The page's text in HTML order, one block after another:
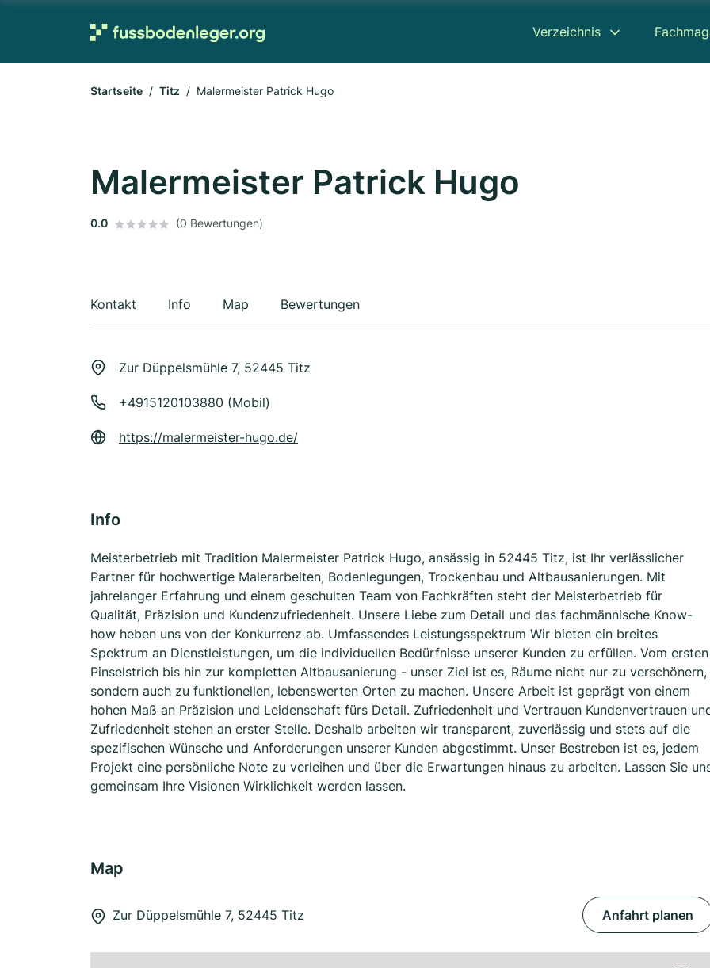
Verzeichnis
Startseite Titz Malermeister Patrick Hugo
Malermeister Patrick Hugo
0.0 (0 Bewertungen)
Kontakt Info Map Bewertungen
Zur Düppelsmühle 7, 52445 Titz
+4915120103880 (Mobil)
https://malermeister-hugo.de/
Info
Meisterbetrieb mit Tradition Malermeister Patrick Hugo, ansässig in 52445 Titz, ist Ihr verlässlicher
Partner für hochwertige Malerarbeiten, Bodenlegungen, Trockenbau und Altbausanierungen. Mit
jahrelanger Erfahrung und einem geschulten Team von Fachkräften steht der Meisterbetrieb für
Qualität, Präzision und Kundenzufriedenheit. Unsere Liebe zum Detail und das fachmännische Know-
how heben uns von der Konkurrenz ab. Umfassendes Leistungsspektrum Wir bieten ein breites
Spektrum an Dienstleistungen, um die individuellen Bedürfnisse unserer Kunden zu erfüllen. Vom ersten
Pinselstrich bis hin zur kompletten Altbausanierung - unser Ziel ist es, Räume nicht nur zu verschönern,
sondern auch zu funktionellen, lebenswerten Orten zu machen. Unsere Arbeit ist geprägt von einem
hohen Maß an Präzision und Leidenschaft fürs Detail. Zufriedenheit und Vertrauen Kundenvertrauen
Zufriedenheit stehen an erster Stelle. Deshalb arbeiten wir transparent, zuverlässig und stets auf die
spezifischen Wünsche und Anforderungen unserer Kunden abgestimmt. Unser Bestreben ist es, jedem
Projekt eine persönliche Note zu verleihen und über die Erwartungen hinaus zu arbeiten. Lassen Sie
gemeinsam Ihre Visionen Wirklichkeit werden lassen.
Map
Zur Düppelsmühle 7, 52445 Titz Anfahrt planen